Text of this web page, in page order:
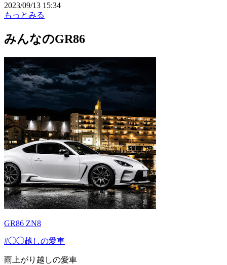
2023/09/13 15:34
もっとみる
みんなのGR86
GR86 ZN8
#◯◯越しの愛車
雨上がり越しの愛車